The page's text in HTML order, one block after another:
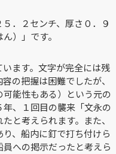
．２センチ、厚さ０．９
）」です。
ます。文字が完全には残
の把握は困難でしたが、
能性もある）という元の
、１回目の襲来「文永の
と考えられます。また、
、船内に釘で打ち付けら
への掲示だったと考えら